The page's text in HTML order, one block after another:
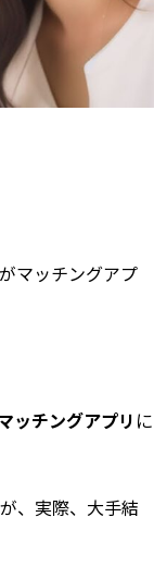
マッチングアプ
ッチングアプリ に
、実際、大手結